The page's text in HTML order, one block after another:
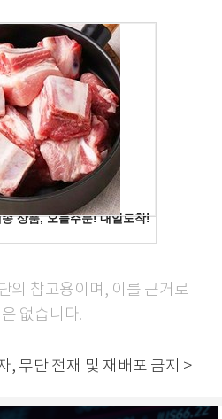
의 참고용이며, 이를 근거로
없습니다.
무단 전재 및 재배포 금지 >